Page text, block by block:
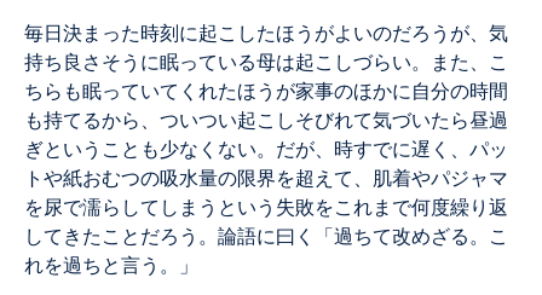
毎日決まった時刻に起こしたほうがよいのだろうが、気
持ち良さそうに眠っている母は起こしづらい。また、こ
ちらも眠っていてくれたほうが家事のほかに自分の時間
も持てるから、ついつい起こしそびれて気づいたら昼過
ぎということも少なくない。だが、時すでに遅く、パッ
トや紙おむつの吸水量の限界を超えて、肌着やパジャマ
を尿で濡らしてしまうという失敗をこれまで何度繰り返
してきたことだろう。論語に曰く「過ちて改めざる。こ
れを過ちと言う。」